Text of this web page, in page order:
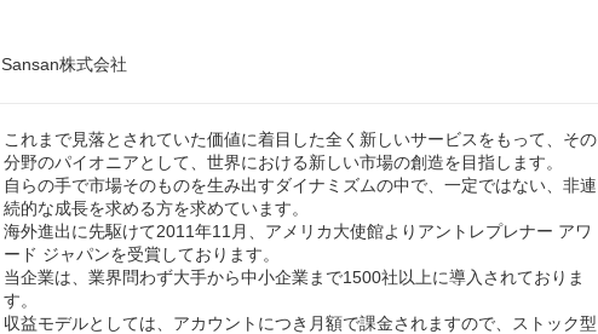
Sansan株式会社
これまで見落とされていた価値に着目した全く新しいサービスをもって、その
分野のパイオニアとして、世界における新しい市場の創造を目指します。
自らの手で市場そのものを生み出すダイナミズムの中で、一定ではない、非連
続的な成長を求める方を求めています。
海外進出に先駆けて2011年11月、アメリカ大使館よりアントレプレナー アワ
ード ジャパンを受賞しております。
当企業は、業界問わず大手から中小企業まで1500社以上に導入されておりま
す。
収益モデルとしては、アカウントにつき月額で課金されますので、ストック型